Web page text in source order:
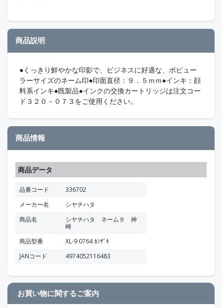
商品説明
●くっきり鮮やかな印影で、ビジネスに好適な、ポピュー
ラーサイズのネーム印●印面直径：９．５ｍｍ●インキ：顔
料系インキ●既製品●インクの交換カートリッジは注文コー
ド３２０－０７３をご使用ください。
商品情報
商品データ
品番コード
336702
メーカー名
シヤチハタ
商品名
シヤチハタ ネーム９ 神
崎
商品型番
XL-9 0764 ｶﾝｻﾞｷ
JANコード
4974052116483
お買い物に関するご案内